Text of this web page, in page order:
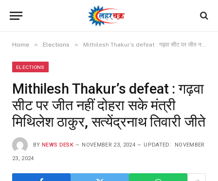
Home » Elections » Mithilesh Thakur’s defeat : गढ़वा सीट पर जीत नहीं दोहरा सके मंत्री मिथिलेश ठाकुर, सत्येंद्रनाथ तिवारी जीते
ELECTIONS
Mithilesh Thakur’s defeat : गढ़वा
सीट पर जीत नहीं दोहरा सके मंत्री
मिथिलेश ठाकुर, सत्येंद्रनाथ तिवारी जीते
BY NEWS DESK NOVEMBER 23, 2024 UPDATED: NOVEMBER
23, 2024